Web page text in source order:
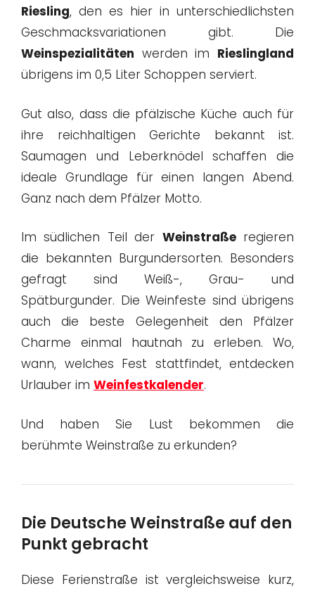
Riesling, den es hier in unterschiedlichsten
Geschmacksvariationen gibt. Die
Weinspezialitäten werden im Rieslingland
übrigens im 0,5 Liter Schoppen serviert.
Gut also, dass die pfälzische Küche auch für
ihre reichhaltigen Gerichte bekannt ist.
Saumagen und Leberknödel schaffen die
ideale Grundlage für einen langen Abend.
Ganz nach dem Pfälzer Motto.
Im südlichen Teil der Weinstraßeregieren
die bekannten Burgundersorten. Besonders
gefragt sind Weiß-, Grau- und
Spätburgunder. Die Weinfeste sind übrigens
auch die beste Gelegenheit den Pfälzer
Charme einmal hautnah zu erleben. Wo,
wann, welches Fest stattfindet, entdecken
Urlauber im Weinfestkalender.
Und haben Sie Lust bekommen die
berühmte Weinstraße zu erkunden?
Die Deutsche Weinstraße auf den
Punkt gebracht
Diese Ferienstraße ist vergleichsweise kurz,